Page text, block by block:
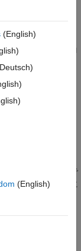
Decomposition
設定すると、ブロ
が n 行 p 列のゼ
について、教科書で
は、方程式の両辺に
(English)
(English)